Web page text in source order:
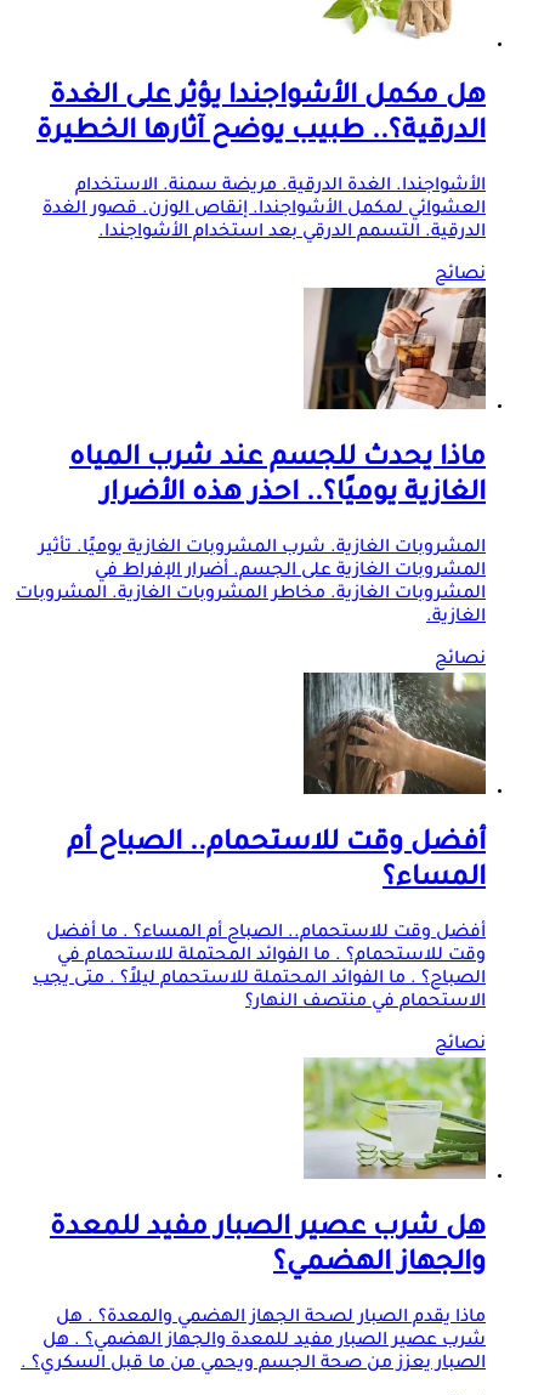
هل مكمل الأشواجندا يؤثر على الغدة
الدرقية؟.. طبيب يوضح آثارها الخطيرة
الأشواجندا. الغدة الدرقية. مريضة سمنة. الاستخدام
العشوائي لمكمل الأشواجندا. إنقاص الوزن. قصور الغدة
الدرقية. التسمم الدرقي بعد استخدام الأشواجندا.
نصائح
ماذا يحدث للجسم عند شرب المياه
الغازية يوميًا؟.. احذر هذه الأضرار
المشروبات الغازية. شرب المشروبات الغازية يوميًا. تأثير
المشروبات الغازية على الجسم. أضرار الإفراط في
المشروبات الغازية. مخاطر المشروبات الغازية. المشروبات
الغازية.
نصائح
أفضل وقت للاستحمام.. الصباح أم
المساء؟
أفضل وقت للاستحمام.. الصباح أم المساء؟ . ما أفضل
وقت للاستحمام؟ . ما الفوائد المحتملة للاستحمام في
الصباح؟ . ما الفوائد المحتملة للاستحمام ليلاً؟ . متى يجب
الاستحمام في منتصف النهار؟
نصائح
هل شرب عصير الصبار مفيد للمعدة
والجهاز الهضمي؟
ماذا يقدم الصبار لصحة الجهاز الهضمي والمعدة؟ . هل
شرب عصير الصبار مفيد للمعدة والجهاز الهضمي؟ . هل
الصبار يعزز من صحة الجسم ويحمي من ما قبل السكري؟ .